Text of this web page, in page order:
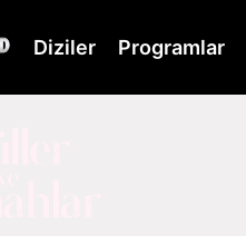
Diziler Programlar